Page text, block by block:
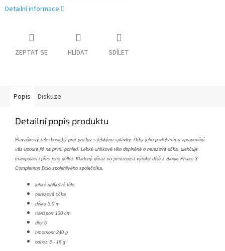
Detailní informace
ZEPTAT SE HLÍDAT SDÍLET
Popis Diskuze
Detailní popis produktu
Plavačkový teleskopický prut pro lov s lehkými splávky. Díky jeho perfektnímu zpracování
vás upoutá již na první pohled. Lehké uhlíkové tělo doplněné o nerezová očka, ulehčuje
manipulaci i přes jeho délku. Kladený důraz na preciznost výroby dělá z Bionic Phaze 3
Completiton Bolo spolehlivého společníka.
lehké uhlíkové tělo
nerezová očka
délka 5,0 m
transport 130 cm
díly 5
hmotnost 240 g
odhoz 3 - 16 g